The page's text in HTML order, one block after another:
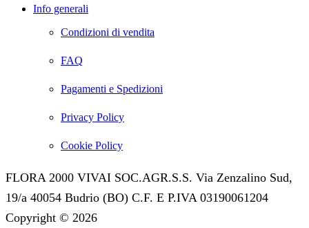
Info generali
Condizioni di vendita
FAQ
Pagamenti e Spedizioni
Privacy Policy
Cookie Policy
FLORA 2000 VIVAI SOC.AGR.S.S. Via Zenzalino Sud,
19/a 40054 Budrio (BO) C.F. E P.IVA 03190061204
Copyright © 2026